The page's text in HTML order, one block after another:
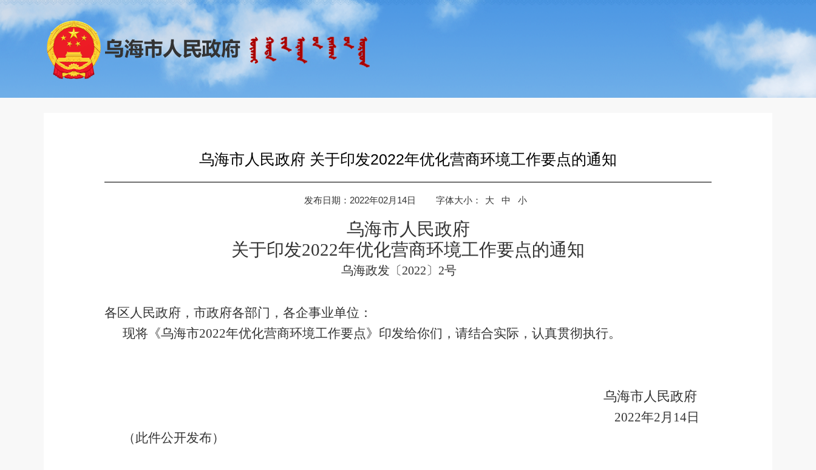
乌海市人民政府 关于印发2022年优化营商环境工作要点的通知
发布日期：2022年02月14日 字体大小： 大 中 小
乌海市 人民政府
关于印发2022年优化营商环境工作要点的通知
乌海政发 〔 2022 〕 2号
各区人民政府，市政府各部门，各企事业单位：
现将《乌海市2022年优化营商环境工作要点》印发给你们，请结合实际，认真贯彻执行。
乌海市人民政府
2022年2月 14日
（此件公开发布）